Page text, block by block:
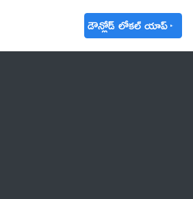
డౌన్లోడ్ లోకల్ యాప్